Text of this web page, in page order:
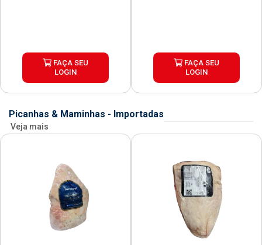
FAÇA SEU
LOGIN
FAÇA SEU
LOGIN
Picanhas & Maminhas - Importadas
Veja mais